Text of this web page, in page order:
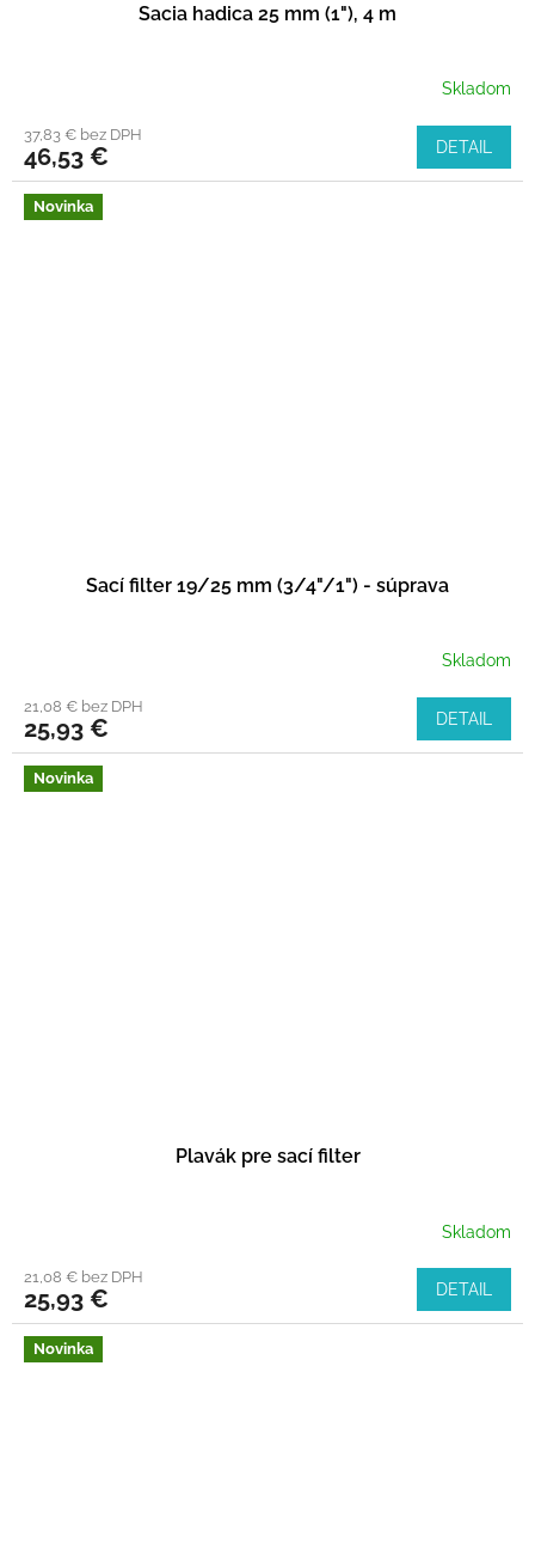
Sacia hadica 25 mm (1"), 4 m
Skladom
37,83 € bez DPH
46,53 € DETAIL
Novinka
Sací filter 19/25 mm (3/4"/1") - súprava
Skladom
21,08 € bez DPH
25,93 € DETAIL
Novinka
Plavák pre sací filter
Skladom
21,08 € bez DPH
25,93 € DETAIL
Novinka